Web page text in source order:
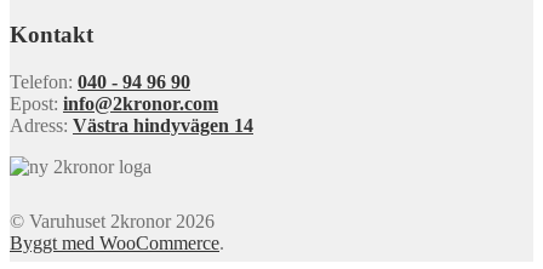
Kontakt
Telefon: 040 - 94 96 90
Epost: info@2kronor.com
Adress: Västra hindyvägen 14
© Varuhuset 2kronor 2026
Byggt med WooCommerce.